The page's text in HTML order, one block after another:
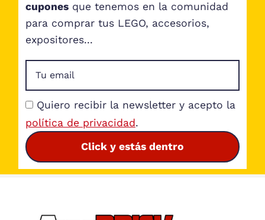
cuponesque tenemos en la comunidad
para comprar tus LEGO, accesorios,
expositores...
Quiero recibir la newsletter y acepto la
política de privacidad.
Click y estás dentro